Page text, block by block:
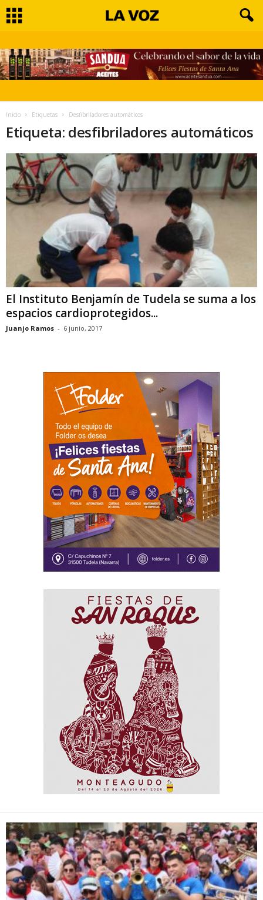
Inicio Etiquetas Desfibriladores automáticos
Etiqueta: desfibriladores automáticos
El Instituto Benjamín de Tudela se suma a los
espacios cardioprotegidos...
Juanjo Ramos - 6 junio, 2017